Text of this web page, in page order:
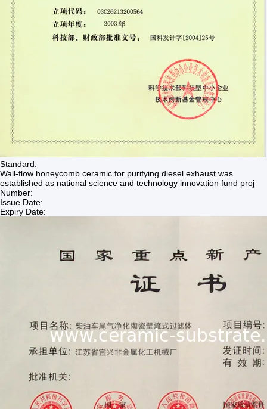
Standard:
Wall-flow honeycomb ceramic for purifying diesel exhaust was
established as national science and technology innovation fund proj
Number:
Issue Date:
Expiry Date: